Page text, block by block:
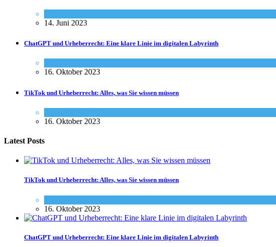
14. Juni 2023
ChatGPT und Urheberrecht: Eine klare Linie im digitalen Labyrinth
16. Oktober 2023
TikTok und Urheberrecht: Alles, was Sie wissen müssen
16. Oktober 2023
Latest Posts
TikTok und Urheberrecht: Alles, was Sie wissen müssen
16. Oktober 2023
ChatGPT und Urheberrecht: Eine klare Linie im digitalen Labyrinth